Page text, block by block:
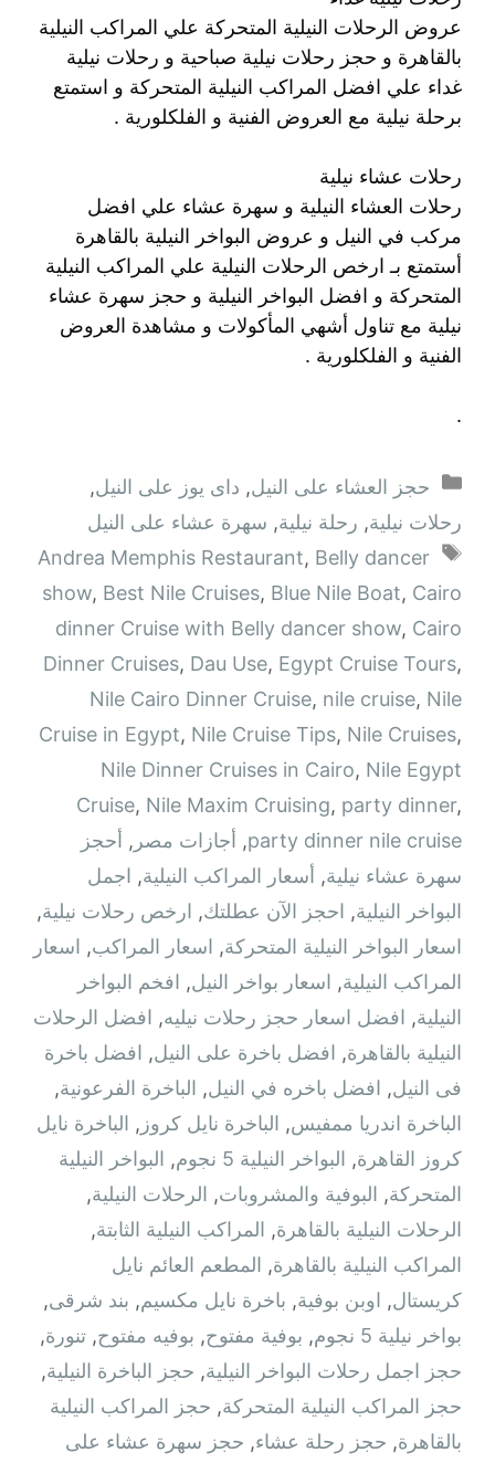
عروض الرحلات النيلية المتحركة علي المراكب النيلية
بالقاهرة و حجز رحلات نيلية صباحية و رحلات نيلية
غداء علي افضل المراكب النيلية المتحركة و استمتع
برحلة نيلية مع العروض الفنية و الفلكلورية .
رحلات عشاء نيلية
رحلات العشاء النيلية و سهرة عشاء علي افضل
مركب في النيل و عروض البواخر النيلية بالقاهرة
أستمتع بـ ارخص الرحلات النيلية علي المراكب النيلية
المتحركة و افضل البواخر النيلية و حجز سهرة عشاء
نيلية مع تناول أشهي المأكولات و مشاهدة العروض
الفنية و الفلكلورية .
.
التصنيفات
حجز العشاء على النيل, داى يوز على النيل,
رحلات نيلية, رحلة نيلية, سهرة عشاء على النيل
الوسوم
Andrea Memphis Restaurant, Belly dancer
show, Best Nile Cruises, Blue Nile Boat, Cairo
dinner Cruise with Belly dancer show, Cairo
Dinner Cruises, Dau Use, Egypt Cruise Tours,
Nile Cairo Dinner Cruise, nile cruise, Nile
Cruise in Egypt, Nile Cruise Tips, Nile Cruises,
Nile Dinner Cruises in Cairo, Nile Egypt
Cruise, Nile Maxim Cruising, party dinner,
party dinner nile cruise
, أجازات مصر , أحجز
سهرة عشاء نيلية, أسعار المراكب النيلية, اجمل
البواخر النيلية, احجز الآن عطلتك, ارخص رحلات نيلية,
اسعار البواخر النيلية المتحركة, اسعار المراكب, اسعار
المراكب النيلية, اسعار بواخر النيل, افخم البواخر
النيلية, افضل اسعار حجز رحلات نيليه, افضل الرحلات
النيلية بالقاهرة, افضل باخرة على النيل, افضل باخرة
فى النيل, افضل باخره في النيل, الباخرة الفرعونية,
الباخرة اندريا ممفيس, الباخرة نايل كروز , الباخرة نايل
كروز القاهرة, البواخر النيلية 5 نجوم , البواخر النيلية
المتحركة, البوفية والمشروبات, الرحلات النيلية,
الرحلات النيلية بالقاهرة, المراكب النيلية الثابتة,
المراكب النيلية بالقاهرة, المطعم العائم نايل
كريستال, اوبن بوفية, باخرة نايل مكسيم, بند شرقى,
بواخر نيلية 5 نجوم
, بوفية مفتوح, بوفيه مفتوح, تنورة,
حجز اجمل رحلات البواخر النيلية, حجز الباخرة النيلية,
حجز المراكب النيلية المتحركة, حجز المراكب النيلية
بالقاهرة, حجز رحلة عشاء, حجز سهرة عشاء على